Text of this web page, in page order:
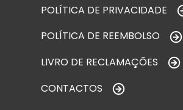
POLÍTICA DE PRIVACIDADE
POLÍTICA DE REEMBOLSO
LIVRO DE RECLAMAÇÕES
CONTACTOS